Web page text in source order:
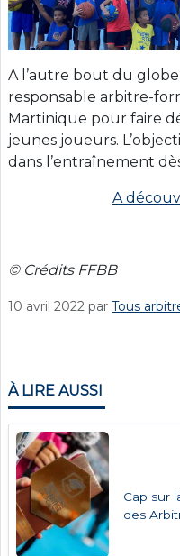
A l’autre bout du
responsable arbitre-
Martinique pour faire
jeunes joueurs.
dans l’entraînement
A
© Crédits FFBB
10 avril 2022 par Tous
À LIRE AUSSI
Cap sur
des